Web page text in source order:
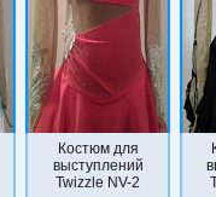
Костюм для
выступлений
Twizzle NV-2